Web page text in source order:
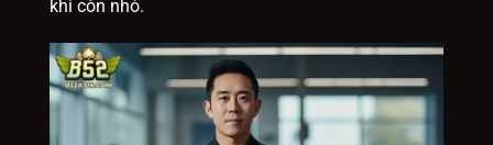
khi còn nhỏ.